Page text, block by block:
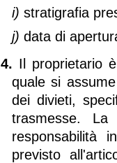
i) stratigrafia
j) data di
4. Il proprietario
quale si
dei divieti,
trasmesse. La
responsabilità
previsto